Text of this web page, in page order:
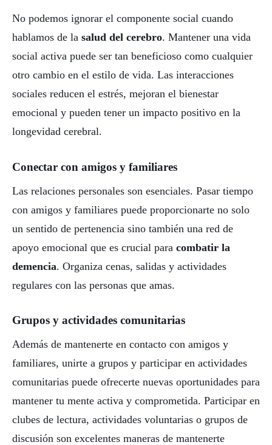
No podemos ignorar el componente social cuando
hablamos de la salud del cerebro. Mantener una vida
social activa puede ser tan beneficioso como cualquier
otro cambio en el estilo de vida. Las interacciones
sociales reducen el estrés, mejoran el bienestar
emocional y pueden tener un impacto positivo en la
longevidad cerebral.
Conectar con amigos y familiares
Las relaciones personales son esenciales. Pasar tiempo
con amigos y familiares puede proporcionarte no solo
un sentido de pertenencia sino también una red de
apoyo emocional que es crucial para combatir la
demencia. Organiza cenas, salidas y actividades
regulares con las personas que amas.
Grupos y actividades comunitarias
Además de mantenerte en contacto con amigos y
familiares, unirte a grupos y participar en actividades
comunitarias puede ofrecerte nuevas oportunidades para
mantener tu mente activa y comprometida. Participar en
clubes de lectura, actividades voluntarias o grupos de
discusión son excelentes maneras de mantenerte